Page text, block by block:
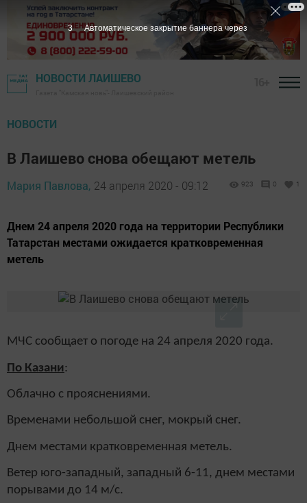
НОВОСТИ ЛАИШЕВО
НОВОСТИ
В Лаишево снова обещают метель
Мария Павлова, 24 апреля 2020 - 09:12 923 0 1
Днем 24 апреля 2020 года на территории Республики
Татарстан местами ожидается кратковременная
метель
МЧС сообщает о погоде на 24 апреля 2020 года.
По Казани:
Облачно с прояснениями.
Временами небольшой снег, мокрый снег.
Днем местами кратковременная метель.
Ветер юго-западный, западный 6-11, днем местами
порывами до 14 м/с.
2 Автоматическое закрытие баннера через